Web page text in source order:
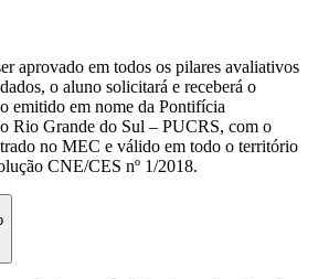
aprovado em todos os pilares avaliativos
o aluno solicitará e receberá o
emitido em nome da Pontifícia
Rio Grande do Sul – PUCRS, com o
no MEC e válido em todo o território
CNE/CES nº 1/2018.